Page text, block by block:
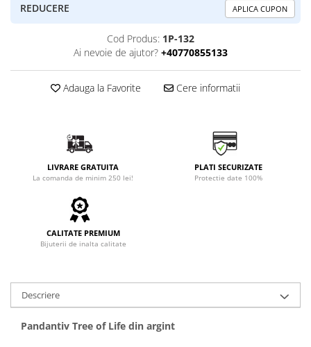
REDUCERE APLICA CUPON
Cod Produs: 1P-132
Ai nevoie de ajutor? +40770855133
Adauga la Favorite Cere informatii
LIVRARE GRATUITA
La comanda de minim 250 lei!
PLATI SECURIZATE
Protectie date 100%
CALITATE PREMIUM
Bijuterii de inalta calitate
Descriere
Pandantiv Tree of Life din argint